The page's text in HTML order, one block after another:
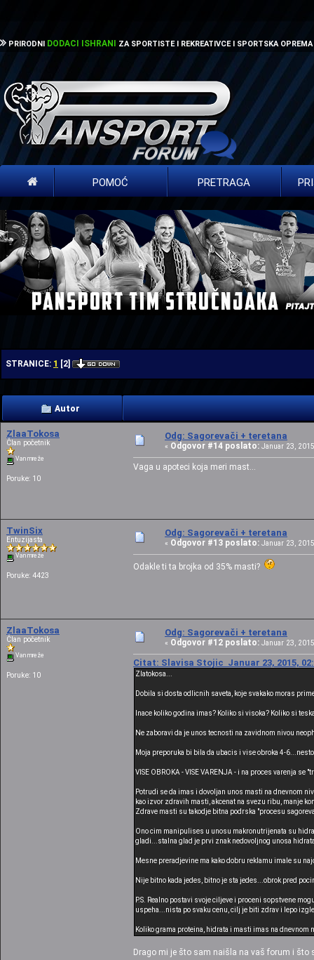
PRIRODNI DODACI ISHRANI ZA SPORTISTE I REKREATIVCE I SPORTSKA OPREMA
POMOĆ PRETRAGA
STRANICE: 1 [2]
Autor
ZlaaTokosa
Član početnik
Van mreže
Poruke: 10
Odg: Sagorevači + teretana
« Odgovor #14 poslato: Januar 23,
Vaga u apoteci koja meri mast...
TwinSix
Entuzijasta
Van mreže
Poruke: 4423
Odg: Sagorevači + teretana
« Odgovor #13 poslato: Januar 23,
Odakle ti ta brojka od 35% masti?
ZlaaTokosa
Član početnik
Van mreže
Poruke: 10
Odg: Sagorevači + teretana
« Odgovor #12 poslato: Januar 23,
Citat: Slavisa Stojic Januar 23, 2015,
Zlatokosa...
Dobila si dosta odlicnih saveta, koje svakako moras
Inace koliko godina imas? Koliko si visoka? Koliko si
Ne zaboravi da je unos tecnosti na zavidnom nivou
Moja preporuka bi bila da ubacis i vise obroka 4-
VISE OBROKA - VISE VARENJA - i na proces varenja
Potrudi se da imas i dovoljan unos masti na dnevnom
kao izvor zdravih masti, akcenat na svezu ribu, manje
Zdrave masti su takodje bitna podrska "procesu
Ono cim manipulises u unosu makronutrijenata su
gladi...stalna glad je prvi znak nedovoljnog unosa
Mesne preradjevine ma kako dobru reklamu imale su
Nije bitno kada jedes, bitno je sta jedes...obrok pred
P.S. Realno postavi svoje ciljeve i proceni sopstvene
uspeha...nista po svaku cenu, cilj je biti zdrav i lepo
Koliko grama proteina, hidrata i masti imas na dnevnom
Drago mi je što sam naišla na vaš forum i što